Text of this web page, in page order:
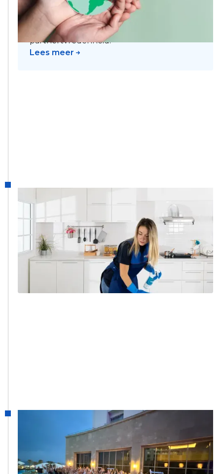
Het richt zich op de pijlers van de
organisatie, werknemersrelaties,
milieubescherming en klant- en
partnertvredenheid.
Lees meer
XLG Home
Domestic Services is XLG Home geworden
en versterkt de koopkracht en het welzijn
van huishoudhulpen.
#WeAreXLG
Het samenbrengen van alle bedrijven